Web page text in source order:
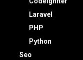
Laravel
PHP
Python
Seo